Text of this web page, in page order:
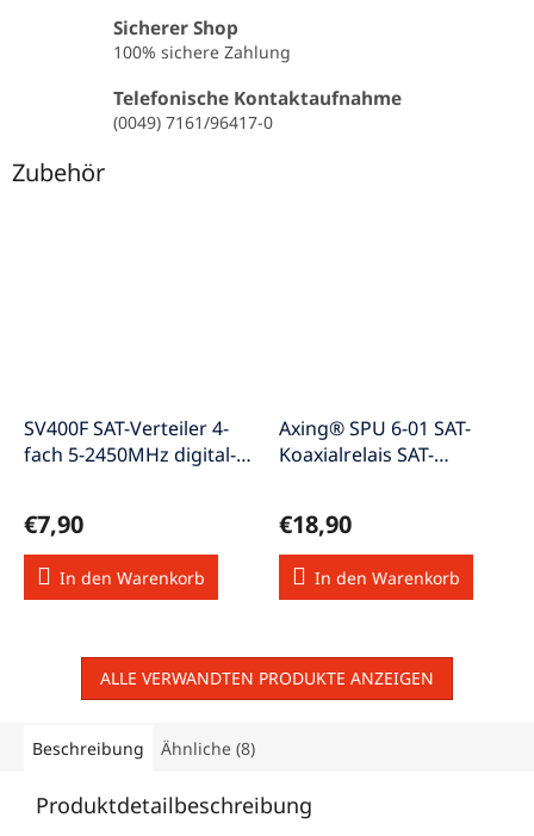
Sicherer Shop
100% sichere Zahlung
Telefonische Kontaktaufnahme
(0049) 7161/96417-0
Zubehör
SV400F SAT-Verteiler 4-
fach 5-2450MHz digital-
€7,90
In den Warenkorb
Axing® SPU 6-01 SAT-
Koaxialrelais SAT-
€18,90
In den Warenkorb
ALLE VERWANDTEN PRODUKTE ANZEIGEN
Beschreibung Ähnliche (8)
Produktdetailbeschreibung